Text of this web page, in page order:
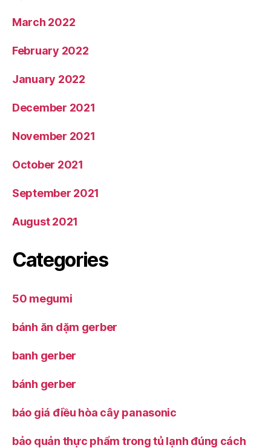
March 2022
February 2022
January 2022
December 2021
November 2021
October 2021
September 2021
August 2021
Categories
50 megumi
bánh ăn dặm gerber
banh gerber
bánh gerber
báo giá điều hòa cây panasonic
bảo quản thực phẩm trong tủ lạnh đúng cách